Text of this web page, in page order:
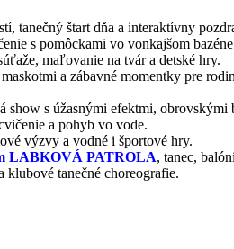
tanečný štart dňa a interaktívny
s pomôckami vo vonkajšom
maľovanie na tvár a detské hry.
a zábavné momentky pre
show s úžasnými efektmi,
a pohyb vo vode.
výzvy a vodné i športové hry.
LABKOVÁ PATROLA, tanec,
klubové tanečné choreografie.